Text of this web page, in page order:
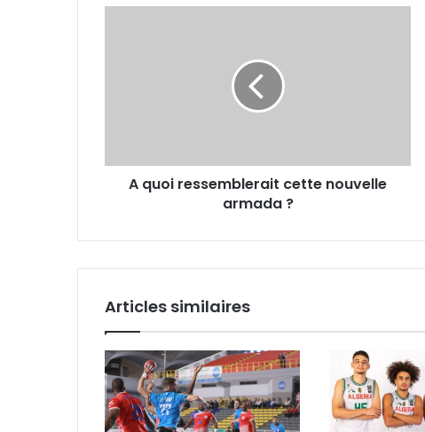
A quoi ressemblerait cette nouvelle
armada ?
Articles similaires